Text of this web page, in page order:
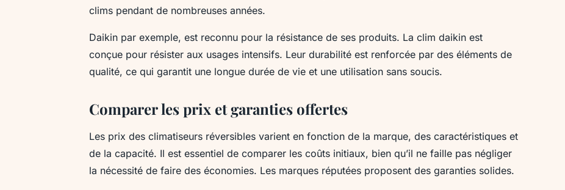
clims pendant de nombreuses années.
Daikin par exemple, est reconnu pour la résistance de ses produits. La clim daikin est
conçue pour résister aux usages intensifs. Leur durabilité est renforcée par des éléments de
qualité, ce qui garantit une longue durée de vie et une utilisation sans soucis.
Comparer les prix et garanties offertes
Les prix des climatiseurs réversibles varient en fonction de la marque, des caractéristiques et
de la capacité. Il est essentiel de comparer les coûts initiaux, bien qu’il ne faille pas négliger
la nécessité de faire des économies. Les marques réputées proposent des garanties solides.